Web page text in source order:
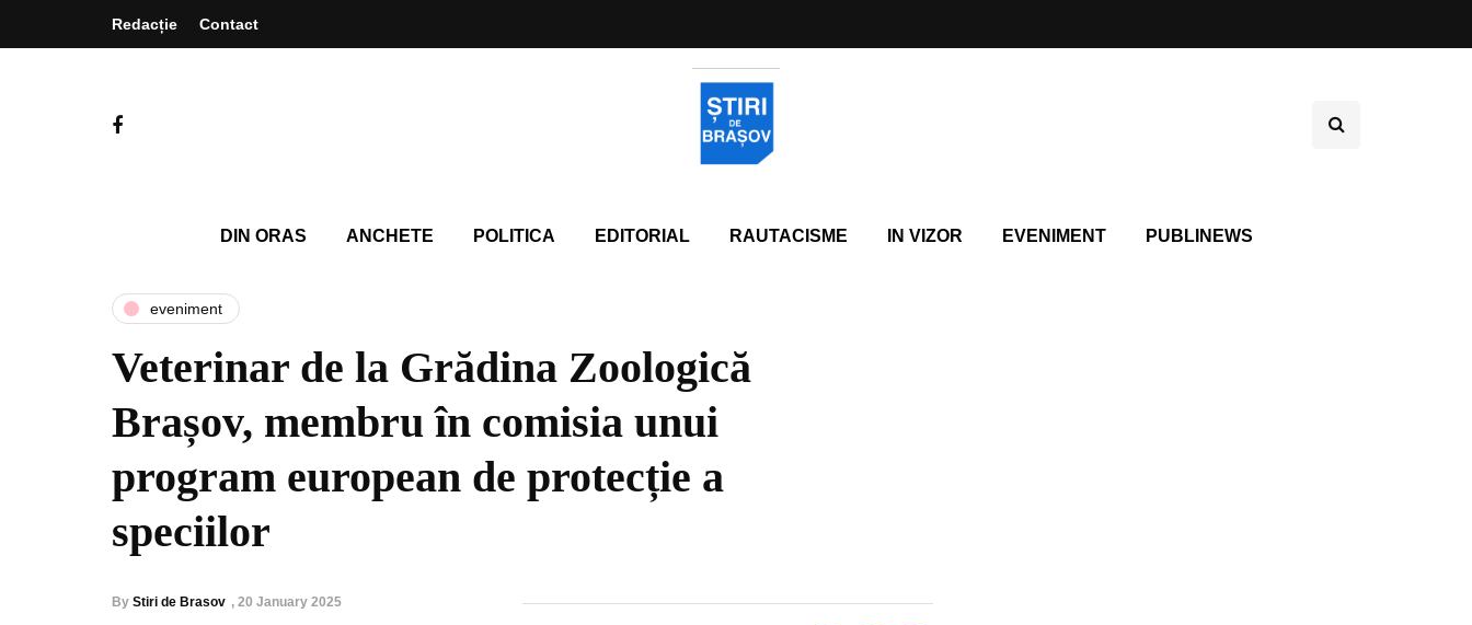
Redacție Contact
DIN ORAS ANCHETE POLITICA EDITORIAL RAUTACISME IN VIZOR EVENIMENT PUBLINEWS
eveniment
Veterinar de la Grădina Zoologică
Brașov, membru în comisia unui
program european de protecție a
speciilor
By Stiri de Brasov , 20 January 2025